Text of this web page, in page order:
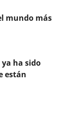
mundo más
ha sido
están